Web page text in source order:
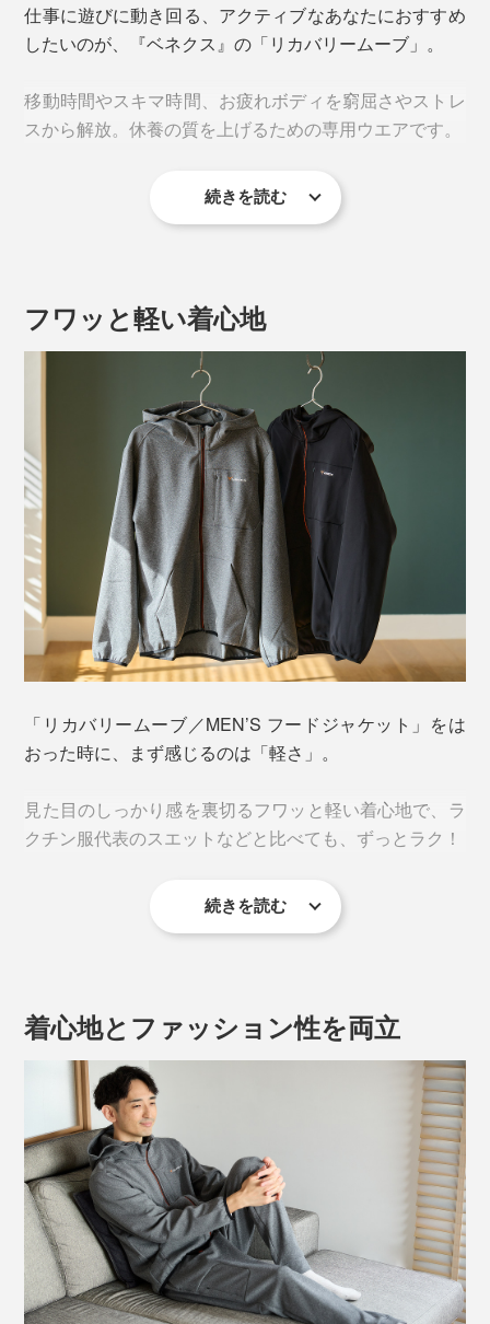
仕事に遊びに動き回る、アクティブなあなたにおすすめ
したいのが、『ベネクス』の「リカバリームーブ」。
移動時間やスキマ時間、お疲れボディを窮屈さやストレ
スから解放。休養の質を上げるための専用ウエアです。
Technology）繊維」。
この繊維が発する微弱な電磁波（遠赤外線）が皮膚の感
↓
質の高い休養、睡眠をサポートするという仕組み
本品「MEN’S フードジャケット」は、「一般医療機／
MEN’S ジョガーパンツ」と同じ、「PHT繊維」を使用
した素材を使っています。
続きを読む
フワッと軽い着心地
「リカバリームーブ／MEN’S フードジャケット」をは
おった時に、まず感じるのは「軽さ」。
見た目のしっかり感を裏切るフワッと軽い着心地で、ラ
クチン服代表のスエットなどと比べても、ずっとラク！
素材には、「リチャージ＋」や「スタンダードドライ
“リカバリー効果”はそのままに、段ボールの断面のよう
な三重構造に編み立て。縦横斜め、どの方向にも伸縮す
るストレッチ性があり、締めつけ感はありません。
肌ざわりはサラッとなめらかで、モチッとした感触。ほ
どよい厚みでハリ感もあるため、ボディラインを拾いに
くく、フードもクタッとしません。
着るとほんのりとした温かさを感じますが、吸水性が高
く、乾きやすいポリエステル繊維が使われているので、
ムレにくく快適です。
続きを読む
着心地とファッション性を両立